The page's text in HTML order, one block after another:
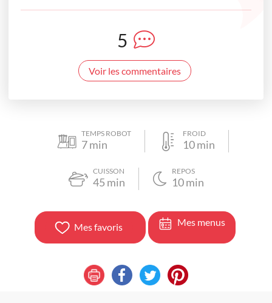
5
Voir les commentaires
TEMPS ROBOT
7min
FROID
10min
CUISSON
45 min
REPOS
10min
Mes favoris Mes menus